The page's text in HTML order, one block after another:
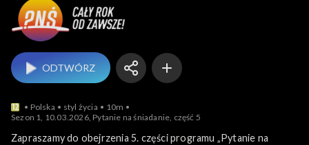
ODTWÓRZ
Polska styl życia
10m
Sezon 1, 10.03.2026, Pytanie na śniadanie, część 5
Zapraszamy do obejrzenia 5. części programu „Pytanie na